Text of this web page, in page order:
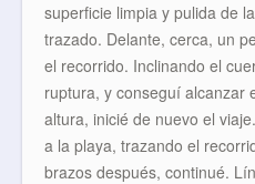
superficie limpia y pulida de
trazado. Delante, cerca, un
el recorrido. Inclinando el
ruptura, y conseguí alcanzar
altura, inicié de nuevo el
a la playa, trazando el
brazos después, continué.